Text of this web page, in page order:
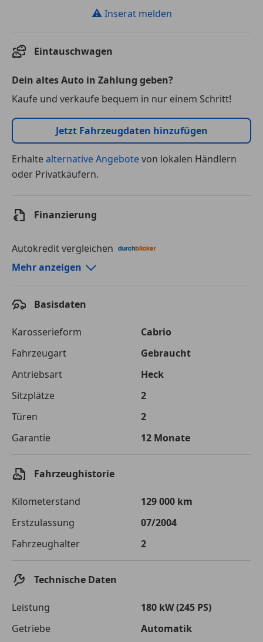
⚠ Inserat melden
Eintauschwagen
Dein altes Auto in Zahlung geben?
Kaufe und verkaufe bequem in nur einem Schritt!
Jetzt Fahrzeugdaten hinzufügen
Erhaltealternative Angebotevon lokalen Händlern
oder Privatkäufern.
Finanzierung
Autokredit vergleichen
Autokredit-Rechner von durchblicker.at
Laufzeit
120 Monate
Kreditbetrag
€ 21 000,-
Zu zahlender
Gesamtbetrag
€ 29 585,-
Einberechnete Gebühren
€ 0,-
Monatliche Rate € 246,54
von der von Ihnen gewählten Bank. Rückzahlungszeitraum 1-10
Jetzt berechnen
Mehr anzeigen
Basisdaten
Karosserieform
Cabrio
Fahrzeugart
Gebraucht
Antriebsart
Heck
Sitzplätze
2
Türen
2
Garantie
12 Monate
Fahrzeughistorie
Kilometerstand
129 000 km
Erstzulassung
07/2004
Fahrzeughalter
2
Technische Daten
Leistung
180 kW (245 PS)
Getriebe
Automatik